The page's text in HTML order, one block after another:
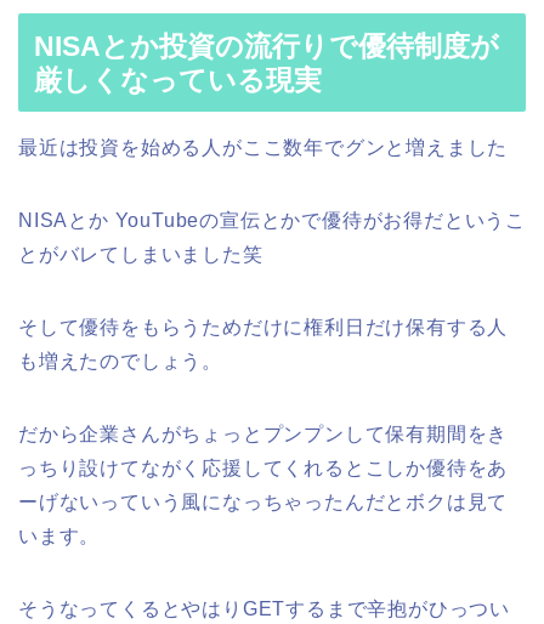
NISAとか投資の流行りで優待制度が
厳しくなっている現実
最近は投資を始める人がここ数年でグンと増えました
NISAとか YouTubeの宣伝とかで優待がお得だというこ
とがバレてしまいました笑
そして優待をもらうためだけに権利日だけ保有する人
も増えたのでしょう。
だから企業さんがちょっとプンプンして保有期間をき
っちり設けてながく応援してくれるとこしか優待をあ
ーげないっていう風になっちゃったんだとボクは見て
います。
そうなってくるとやはりGETするまで辛抱がひっつい